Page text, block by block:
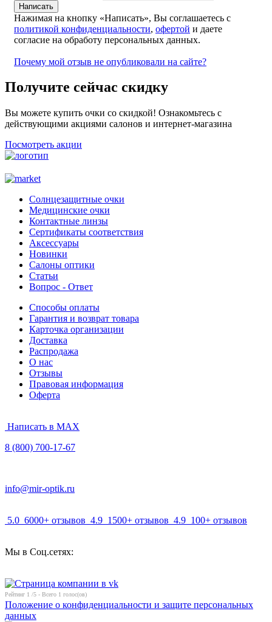
Нажимая на кнопку «Написать», Вы соглашаетесь с
политикой конфиденциальности, офертой и даете
согласие на обработу персональных данных.
Почему мой отзыв не опубликовали на сайте?
Получите сейчас скидку
Вы можете купить очки со скидкой! Ознакомьтесь с
действующими акциями салонов и интернет-магазина
Посмотреть акции
Солнцезащитные очки
Медицинские очки
Контактные линзы
Сертификаты соответствия
Аксессуары
Новинки
Салоны оптики
Статьи
Вопрос - Ответ
Способы оплаты
Гарантия и возврат товара
Карточка организации
Доставка
Распродажа
О нас
Отзывы
Правовая информация
Оферта
Написать в MAX
8 (800) 700-17-67
info@mir-optik.ru
5.0 6000+ отзывов 4.9 1500+ отзывов 4.9 100+ отзывов
Мы в Соц.сетях:
Рейтинг 1 /5 - Всего 1 голос(ов)
Положение о конфиденциальности и защите персональных
данных